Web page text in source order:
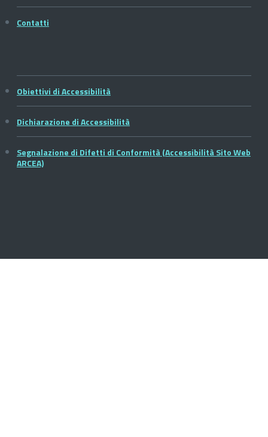
Contatti
Obiettivi di Accessibilità
Dichiarazione di Accessibilità
Segnalazione di Difetti di Conformità (Accessibilità Sito Web
ARCEA)